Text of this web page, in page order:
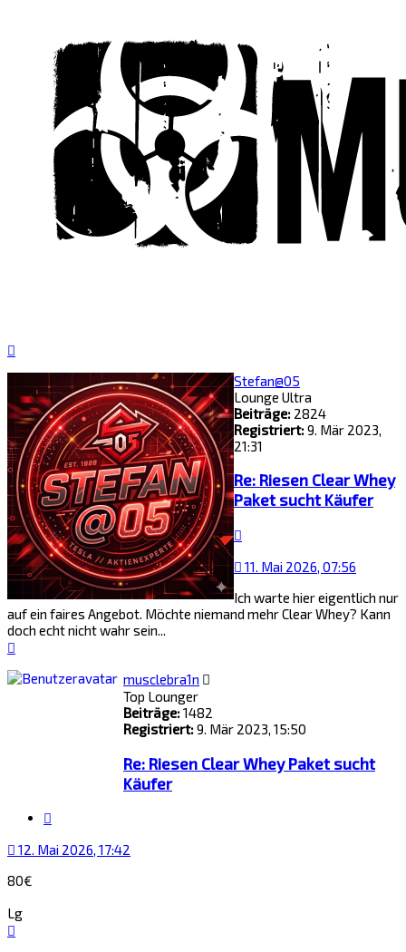
Stefan@05
Lounge Ultra
Beiträge: 2824
Registriert:9. Mär 2023,
21:31
Re: Riesen Clear Whey
Paket sucht Käufer
11. Mai 2026, 07:56
Ich warte hier eigentlich nur
auf ein faires Angebot. Möchte niemand mehr Clear Whey? Kann
doch echt nicht wahr sein...
musclebra1n
Top Lounger
Beiträge:1482
Registriert:9. Mär 2023, 15:50
Re: Riesen Clear Whey Paket sucht
Käufer
12. Mai 2026, 17:42
80€
Lg